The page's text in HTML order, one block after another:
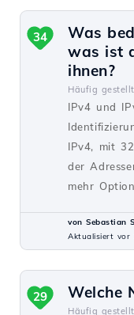
Was
was ist
ihnen?
Häufig
IPv4 und
IPv4, mit
der
mehr
34
von Sebastian
Aktualisiert vor
Welche
Häufig
29